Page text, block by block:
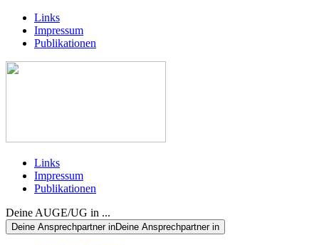
Links
Impressum
Publikationen
Links
Impressum
Publikationen
Deine AUGE/UG in ...
Deine Ansprechpartner inDeine Ansprechpartner in